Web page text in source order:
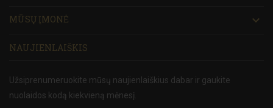
MŪSŲ ĮMONĖ 
NAUJIENLAIŠKIS
Užsiprenumeruokite mūsų naujienlaiškius dabar ir gaukite
nuolaidos kodą kiekvieną mėnesį.